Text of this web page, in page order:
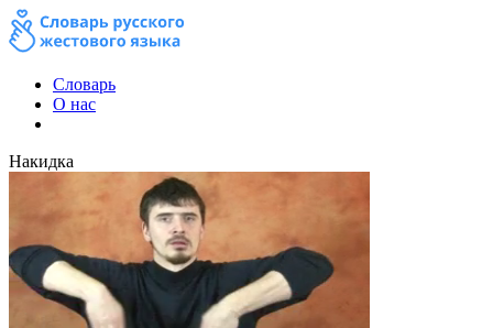
Словарь
О нас
Накидка